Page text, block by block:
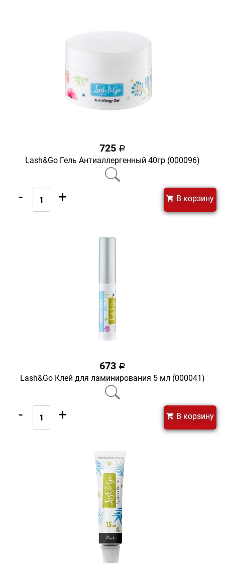
725 a
Lash&Go Гель Антиаллергенный 40гр (000096)
- + В корзину
673 a
Lash&Go Клей для ламинирования 5 мл (000041)
- + В корзину